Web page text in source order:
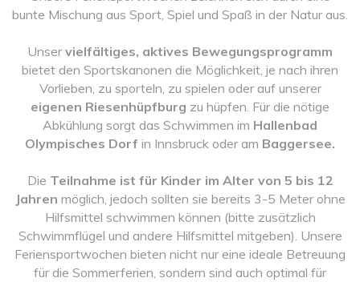
bunte Mischung aus Sport, Spiel und Spaß in der Natur aus.
Unservielfältiges, aktives Bewegungsprogramm
bietet den Sportskanonen die Möglichkeit, je nach ihren
Vorlieben, zu sporteln, zu spielen oder auf unserer
eigenen Riesenhüpfburg zu hüpfen. Für die nötige
Abkühlung sorgt das Schwimmen im Hallenbad
Olympisches Dorf in Innsbruck oder am Baggersee.
Die Teilnahme ist für Kinder im Alter von 5 bis 12
Jahren möglich, jedoch sollten sie bereits 3-5 Meter ohne
Hilfsmittel schwimmen können (bitte zusätzlich
Schwimmflügel und andere Hilfsmittel mitgeben). Unsere
Feriensportwochen bieten nicht nur eine ideale Betreuung
für die Sommerferien, sondern sind auch optimal für